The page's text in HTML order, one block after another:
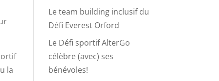
la
Le team building inclusif du
Défi Everest Orford
Le Défi sportif AlterGo
célèbre (avec) ses
bénévoles!